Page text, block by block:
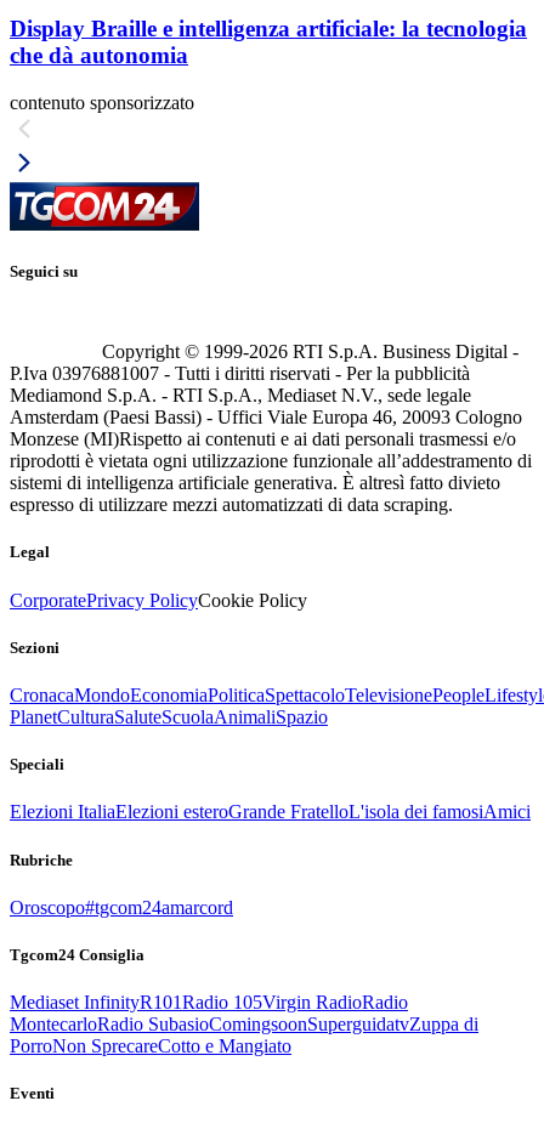
Display Braille e intelligenza artificiale: la tecnologia
che dà autonomia
contenuto sponsorizzato
Seguici su
Copyright © 1999-2026 RTI S.p.A. Business Digital -
P.Iva 03976881007 - Tutti i diritti riservati - Per la pubblicità
Mediamond S.p.A. - RTI S.p.A., Mediaset N.V., sede legale
Amsterdam (Paesi Bassi) - Uffici Viale Europa 46, 20093 Cologno
Monzese (MI)Rispetto ai contenuti e ai dati personali trasmessi e/o
riprodotti è vietata ogni utilizzazione funzionale all’addestramento di
sistemi di intelligenza artificiale generativa. È altresì fatto divieto
espresso di utilizzare mezzi automatizzati di data scraping.
Legal
CorporatePrivacy PolicyCookie Policy
Sezioni
CronacaMondoEconomiaPoliticaSpettacoloTelevisionePeople
PlanetCulturaSaluteScuolaAnimaliSpazio
Speciali
Elezioni ItaliaElezioni esteroGrande FratelloL'isola dei famosiAmici
Rubriche
Oroscopo#tgcom24amarcord
Tgcom24 Consiglia
Mediaset InfinityR101Radio 105Virgin RadioRadio
MontecarloRadio SubasioComingsoonSuperguidatvZuppa di
PorroNon SprecareCotto e Mangiato
Eventi